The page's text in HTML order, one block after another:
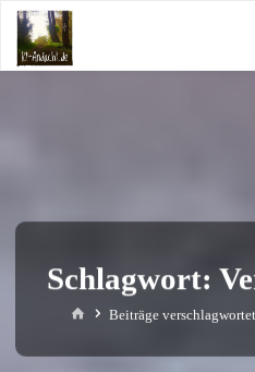
Zum
Inhalt
springen
Schlagwort:
StartBeiträge